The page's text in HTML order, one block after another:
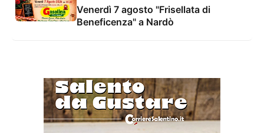
Venerdì 7 agosto "Frisellata di
Beneficenza" a Nardò